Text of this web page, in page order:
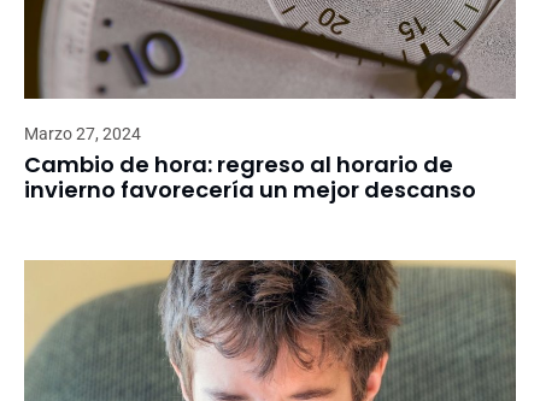
Marzo 27, 2024
Cambio de hora: regreso al horario de
invierno favorecería un mejor descanso